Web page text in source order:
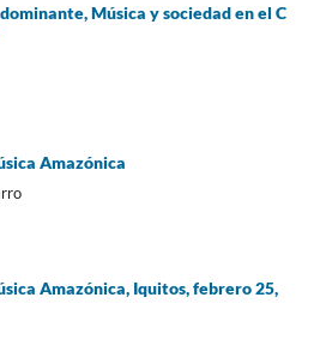
Música y sociedad en el C
Amazónica
Amazónica, Iquitos, febrero 25,